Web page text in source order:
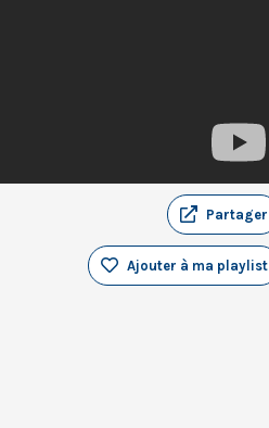
Partager
Ajouter à ma playlist